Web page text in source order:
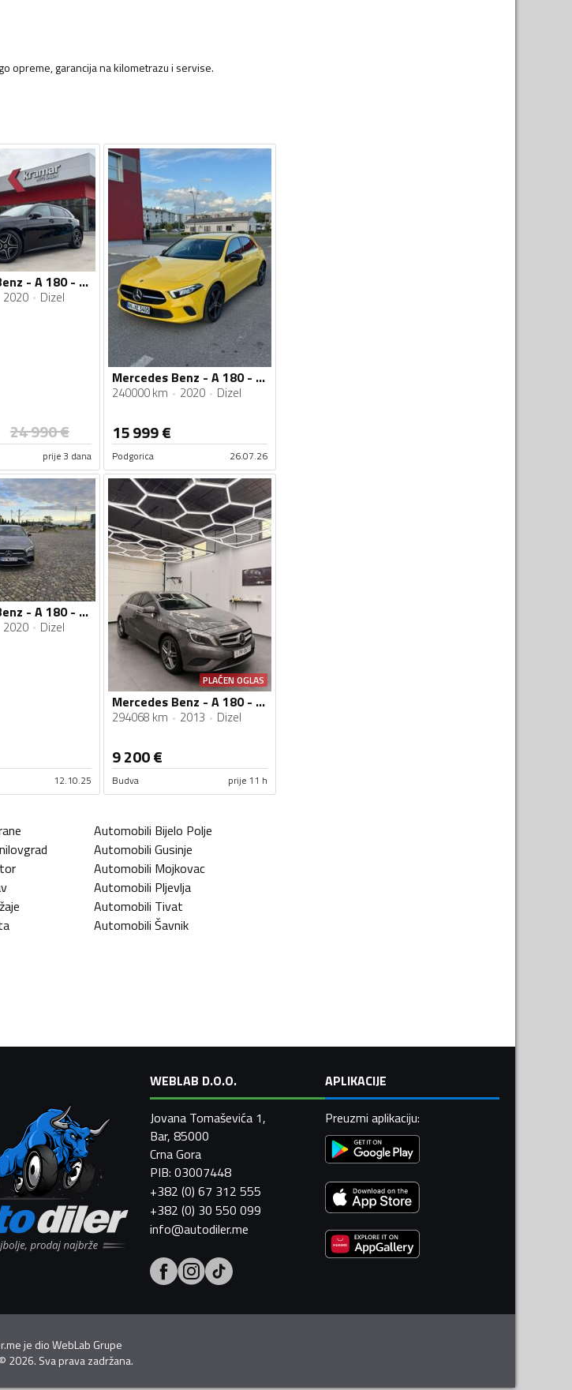
opreme, garancija na kilometrazu i servise.
Mercedes Benz - A 180 - D AMG Line -Full LED- -Novi model
2020 Dizel
24 990€
prije 3 dana
Mercedes Benz - A 180 - Mercedes A180 CDI
240000 km 2020 Dizel
15 999€
Podgorica 26.07.26
Mercedes Benz - A 180 - 1.5 DCI
2020 Dizel
12.10.25
PLAĆEN OGLAS
Mercedes Benz - A 180 - cdi
294068 km 2013 Dizel
9 200€
Budva prije 11 h
Automobili Bijelo Polje
Automobili Gusinje
Automobili Mojkovac
Automobili Pljevlja
Automobili Tivat
Automobili Šavnik
WEBLAB D.O.O.
Jovana Tomaševića 1,
Bar, 85000
Crna Gora
PIB: 03007448
+382 (0) 67 312 555
+382 (0) 30 550 099
info@autodiler.me
APLIKACIJE
Preuzmi aplikaciju:
je dioWebLab Grupe
© 2026. Sva prava zadržana.